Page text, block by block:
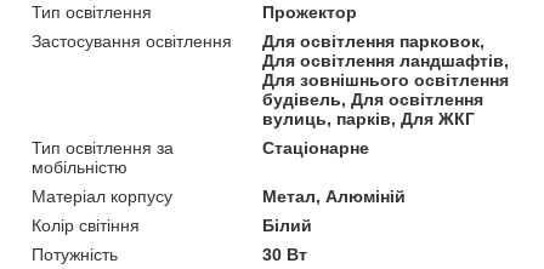
Тип освітлення
Прожектор
Застосування освітлення
Для освітлення парковок,
Для освітлення ландшафтів,
Для зовнішнього освітлення
будівель, Для освітлення
вулиць, парків, Для ЖКГ
Тип освітлення за
мобільністю
Стаціонарне
Матеріал корпусу
Метал, Алюміній
Колір світіння
Білий
Потужність
30 Вт